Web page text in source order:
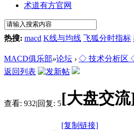
术道有方官网
热搜: macd K线与均线 飞狐分时指标
MACD俱乐部»论坛 › ◇ 技术分析区
返回列表
查看: 932|回复: 5[大盘交
[复制链接]